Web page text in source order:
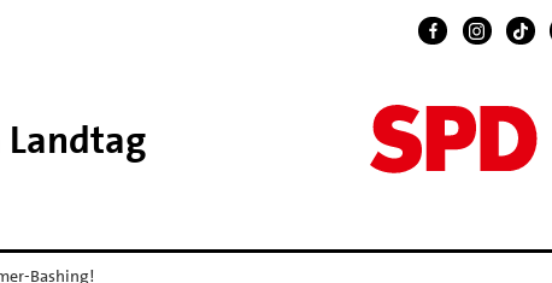
Landtag
Bashing!